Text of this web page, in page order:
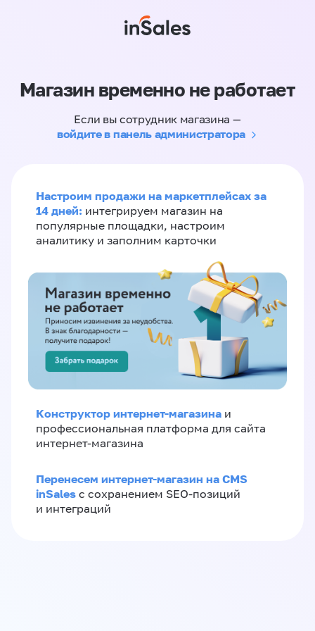
Магазин временно не работает
Если вы сотрудник магазина —
войдите в панель администратора
Настроим продажи на маркетплейсах за
14 дней: интегрируем магазин на
популярные площадки, настроим
аналитику и заполним карточки
Конструктор интернет-магазина и
профессиональная платформа для сайта
интернет-магазина
Перенесем интернет-магазин на CMS
inSales с сохранением SEO-позиций
и интеграций